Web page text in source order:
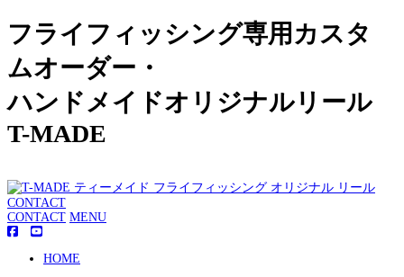
フライフィッシング専用カスタ
ムオーダー・
ハンドメイドオリジナルリール
T-MADE
CONTACT
CONTACT MENU
HOME